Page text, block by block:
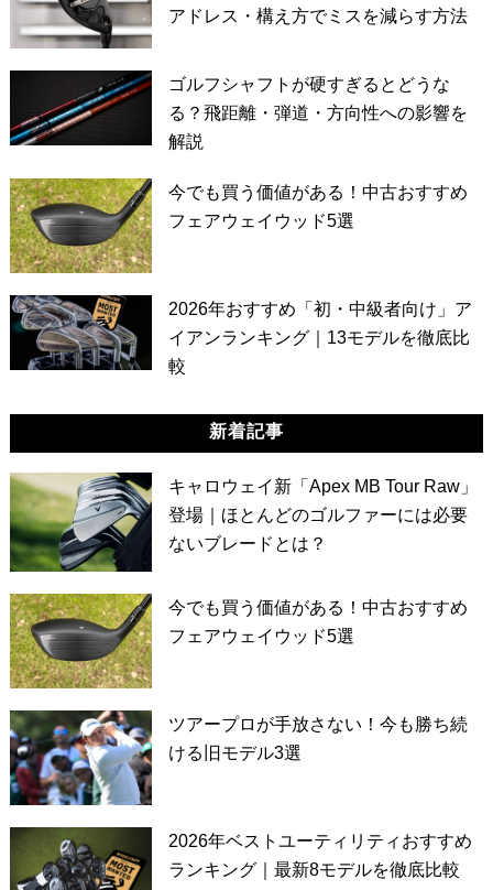
アドレス・構え方でミスを減らす方法
ゴルフシャフトが硬すぎるとどうな
る？飛距離・弾道・方向性への影響を
解説
今でも買う価値がある！中古おすすめ
フェアウェイウッド5選
2026年おすすめ「初・中級者向け」ア
イアンランキング｜13モデルを徹底比
較
新着記事
キャロウェイ新「Apex MB Tour Raw」
登場｜ほとんどのゴルファーには必要
ないブレードとは？
今でも買う価値がある！中古おすすめ
フェアウェイウッド5選
ツアープロが手放さない！今も勝ち続
ける旧モデル3選
2026年ベストユーティリティおすすめ
ランキング｜最新8モデルを徹底比較